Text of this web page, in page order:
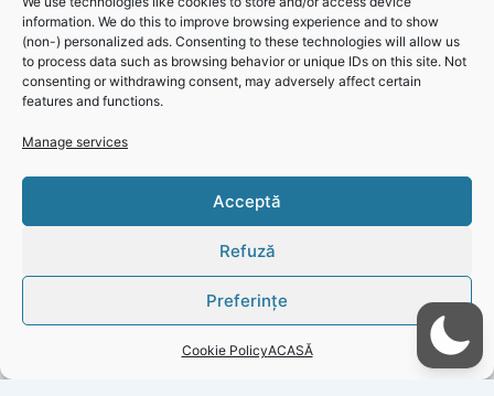
information. We do this to improve browsing experience and to show
(non-) personalized ads. Consenting to these technologies will allow us
to process data such as browsing behavior or unique IDs on this site. Not
consenting or withdrawing consent, may adversely affect certain
features and functions.
Manage services
Acceptă
Refuză
Preferințe
Cookie PolicyACASĂ
Informare Publică RAJA: Lucrare programată Mangalia, 25
septembrie 2025!